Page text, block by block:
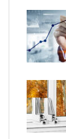
Millones de
la seguridad
Perfumería